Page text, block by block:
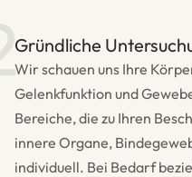
Gründliche
Wir schauen uns Ihre
Gelenkfunktion und
Bereiche, die zu Ihren
innere Organe,
individuell. Bei Bedarf